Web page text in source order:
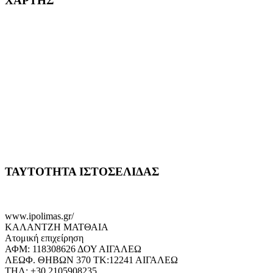
ΤΑΥΤΟΤΗΤΑ ΙΣΤΟΣΕΛΙΔΑΣ
www.ipolimas.gr/
ΚΑΛΑΝΤΖΗ ΜΑΤΘΑΙΑ
Ατομική επιχείρηση
ΑΦΜ: 118308626 ΔΟΥ ΑΙΓΑΛΕΩ
ΛΕΩΦ. ΘΗΒΩΝ 370 ΤΚ:12241 ΑΙΓΑΛΕΩ
ΤΗΛ: +30.2105908235